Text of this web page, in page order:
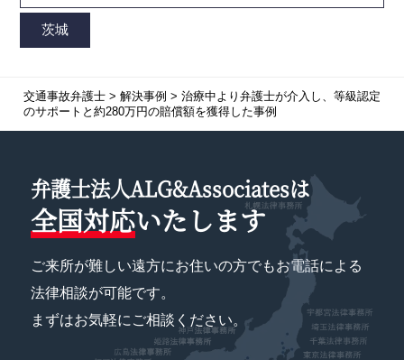
交通事故弁護士> 解決事例 > 治療中より弁護士が介入し、等級認定
のサポートと約280万円の賠償額を獲得した事例
弁護士法人ALG&Associatesは
全国対応いたします
ご来所が難しい遠方にお住いの方でもお電話による
法律相談が可能です。
まずはお気軽にご相談ください。